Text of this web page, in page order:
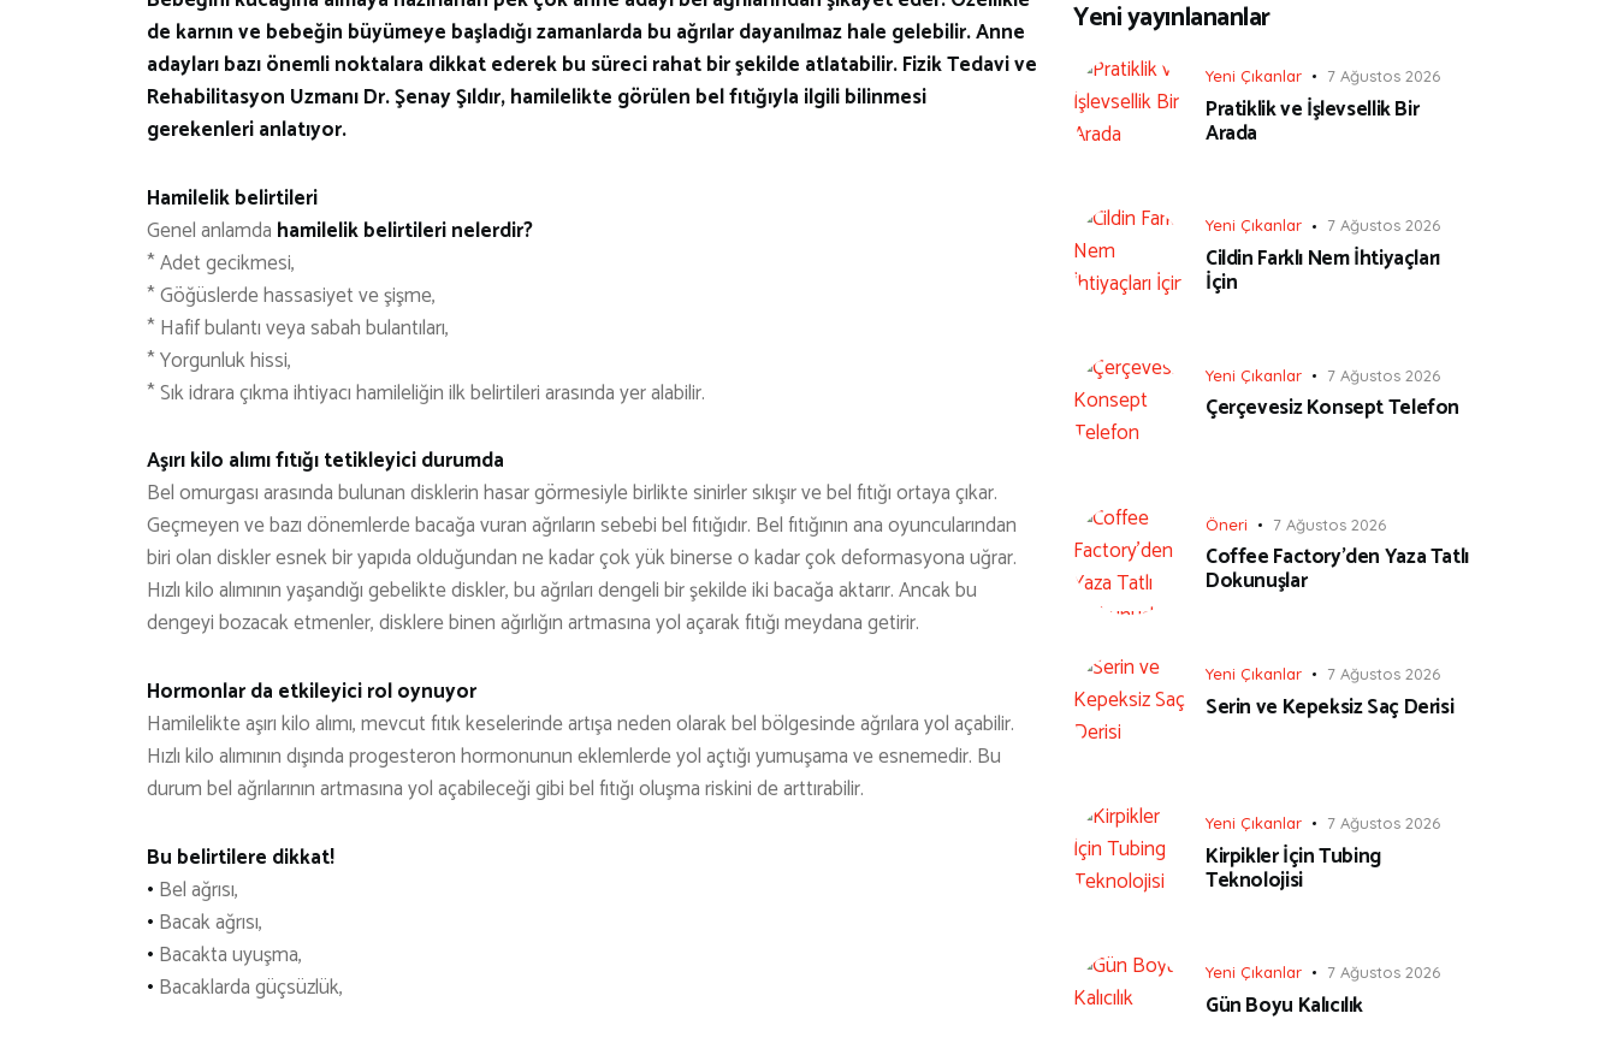
de karnın ve bebeğin büyümeye başladığı zamanlarda bu ağrılar dayanılmaz hale gelebilir. Anne
adayları bazı önemli noktalara dikkat ederek bu süreci rahat bir şekilde atlatabilir. Fizik Tedavi ve
Rehabilitasyon Uzmanı Dr. Şenay Şıldır, hamilelikte görülen bel fıtığıyla ilgili bilinmesi
gerekenleri anlatıyor.
Hamilelik belirtileri
Genel anlamda hamilelik belirtileri nelerdir?
* Adet gecikmesi,
* Göğüslerde hassasiyet ve şişme,
* Hafif bulantı veya sabah bulantıları,
* Yorgunluk hissi,
* Sık idrara çıkma ihtiyacı hamileliğin ilk belirtileri arasında yer alabilir.
Aşırı kilo alımı fıtığı tetikleyici durumda
Bel omurgası arasında bulunan disklerin hasar görmesiyle birlikte sinirler sıkışır ve bel fıtığı ortaya çıkar.
Geçmeyen ve bazı dönemlerde bacağa vuran ağrıların sebebi bel fıtığıdır. Bel fıtığının ana oyuncularından
biri olan diskler esnek bir yapıda olduğundan ne kadar çok yük binerse o kadar çok deformasyona uğrar.
Hızlı kilo alımının yaşandığı gebelikte diskler, bu ağrıları dengeli bir şekilde iki bacağa aktarır. Ancak bu
dengeyi bozacak etmenler, disklere binen ağırlığın artmasına yol açarak fıtığı meydana getirir.
Hormonlar da etkileyici rol oynuyor
Hamilelikte aşırı kilo alımı, mevcut fıtık keselerinde artışa neden olarak bel bölgesinde ağrılara yol açabilir.
Hızlı kilo alımının dışında progesteron hormonunun eklemlerde yol açtığı yumuşama ve esnemedir. Bu
durum bel ağrılarının artmasına yol açabileceği gibi bel fıtığı oluşma riskini de arttırabilir.
Bu belirtilere dikkat!
• Bel ağrısı,
• Bacak ağrısı,
• Bacakta uyuşma,
• Bacaklarda güçsüzlük,
Yeni yayınlananlar
Yeni Çıkanlar 7 Ağustos 2026
Pratiklik ve İşlevsellik Bir
Arada
Yeni Çıkanlar 7 Ağustos 2026
Cildin Farklı Nem İhtiyaçları
İçin
Yeni Çıkanlar 7 Ağustos 2026
Çerçevesiz Konsept Telefon
Öneri 7 Ağustos 2026
Coffee Factory’den Yaza Tatlı
Dokunuşlar
Yeni Çıkanlar 7 Ağustos 2026
Serin ve Kepeksiz Saç Derisi
Yeni Çıkanlar 7 Ağustos 2026
Kirpikler İçin Tubing
Teknolojisi
Yeni Çıkanlar 7 Ağustos 2026
Gün Boyu Kalıcılık